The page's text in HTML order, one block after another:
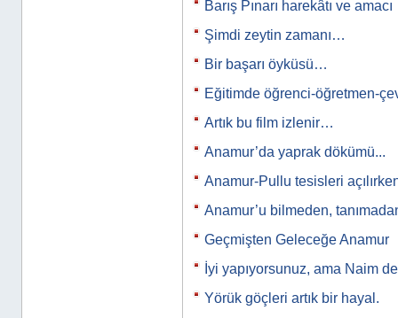
Barış Pınarı harekâtı ve
Şimdi zeytin zamanı…
Bir başarı öyküsü…
Eğitimde öğrenci-öğretmen-
Artık bu film izlenir…
Anamur’da yaprak dökümü...
Anamur-Pullu tesisleri
Anamur’u bilmeden,
Geçmişten Geleceğe Anamur
İyi yapıyorsunuz, ama Naim
Yörük göçleri artık bir hayal.